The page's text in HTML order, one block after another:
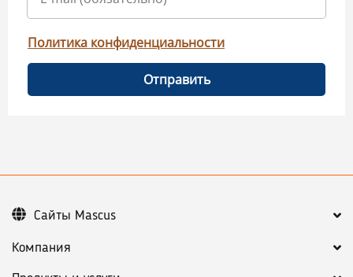
Политика конфиденциальности
Отправить
Компания
Сайты Mascus